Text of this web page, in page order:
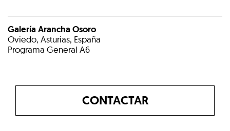
Galería Arancha Osoro
Oviedo, Asturias, España
Programa General A6
CONTACTAR